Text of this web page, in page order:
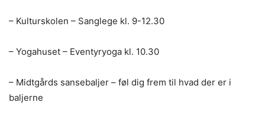
– Kulturskolen – Sanglege kl. 9-12.30
– Yogahuset – Eventyryoga kl. 10.30
– Midtgårds sansebaljer – føl dig frem til hvad der er i
baljerne